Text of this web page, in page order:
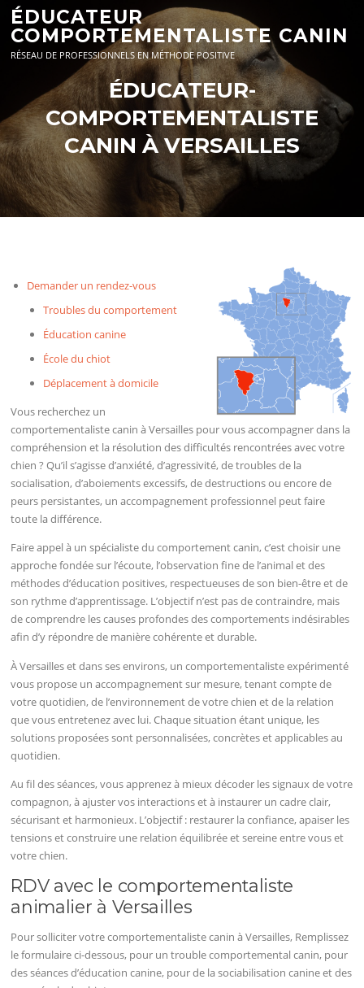
Aller
contenu
ÉDUCATEUR
COMPORTEMENTALISTE CANIN
RÉSEAU DE PROFESSIONNELS EN MÉTHODE POSITIVE
ÉDUCATEUR-
COMPORTEMENTALISTE
CANIN À VERSAILLES
Demander un rendez-vous
Troubles du comportement
Éducation canine
École du chiot
Déplacement à domicile
Vous recherchez un
comportementaliste canin à Versailles pour vous accompagner dans la
compréhension et la résolution des difficultés rencontrées avec votre
chien ? Qu’il s’agisse d’anxiété, d’agressivité, de troubles de la
socialisation, d’aboiements excessifs, de destructions ou encore de
peurs persistantes, un accompagnement professionnel peut faire
toute la différence.
Faire appel à un spécialiste du comportement canin, c’est choisir une
approche fondée sur l’écoute, l’observation fine de l’animal et des
méthodes d’éducation positives, respectueuses de son bien-être et de
son rythme d’apprentissage. L’objectif n’est pas de contraindre, mais
de comprendre les causes profondes des comportements indésirables
afin d’y répondre de manière cohérente et durable.
À Versailles et dans ses environs, un comportementaliste expérimenté
vous propose un accompagnement sur mesure, tenant compte de
votre quotidien, de l’environnement de votre chien et de la relation
que vous entretenez avec lui. Chaque situation étant unique, les
solutions proposées sont personnalisées, concrètes et applicables au
quotidien.
Au fil des séances, vous apprenez à mieux décoder les signaux de votre
compagnon, à ajuster vos interactions et à instaurer un cadre clair,
sécurisant et harmonieux. L’objectif : restaurer la confiance, apaiser les
tensions et construire une relation équilibrée et sereine entre vous et
votre chien.
RDV avec le comportementaliste
animalier à Versailles
Pour solliciter votre comportementaliste canin à Versailles, Remplissez
le formulaire ci-dessous, pour un trouble comportemental canin, pour
des séances d’éducation canine, pour de la sociabilisation canine et des